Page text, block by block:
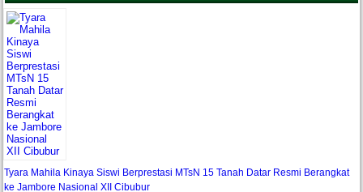
Tyara Mahila Kinaya Siswi Berprestasi MTsN 15 Tanah Datar Resmi Berangkat
ke Jambore Nasional XII Cibubur